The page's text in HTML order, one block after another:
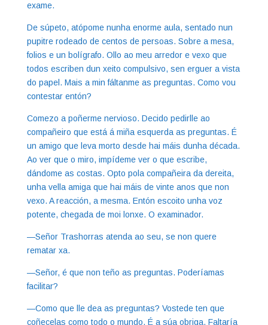
exame.
De súpeto, atópome nunha enorme aula, sentado nun
pupitre rodeado de centos de persoas. Sobre a mesa,
folios e un bolígrafo. Ollo ao meu arredor e vexo que
todos escriben dun xeito compulsivo, sen erguer a vista
do papel. Mais a min fáltanme as preguntas. Como vou
contestar entón?
Comezo a poñerme nervioso. Decido pedirlle ao
compañeiro que está á miña esquerda as preguntas. É
un amigo que leva morto desde hai máis dunha década.
Ao ver que o miro, impídeme ver o que escribe,
dándome as costas. Opto pola compañeira da dereita,
unha vella amiga que hai máis de vinte anos que non
vexo. A reacción, a mesma. Entón escoito unha voz
potente, chegada de moi lonxe. O examinador.
—Señor Trashorras atenda ao seu, se non quere
rematar xa.
—Señor, é que non teño as preguntas. Poderíamas
facilitar?
—Como que lle dea as preguntas? Vostede ten que
coñecelas como todo o mundo. É a súa obriga. Faltaría